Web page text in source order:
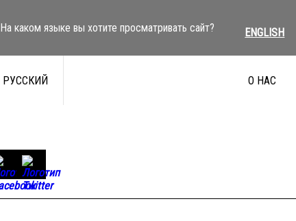
На каком языке вы хотите просматривать сайт? ENGLISH
РУССКИЙ О НАС